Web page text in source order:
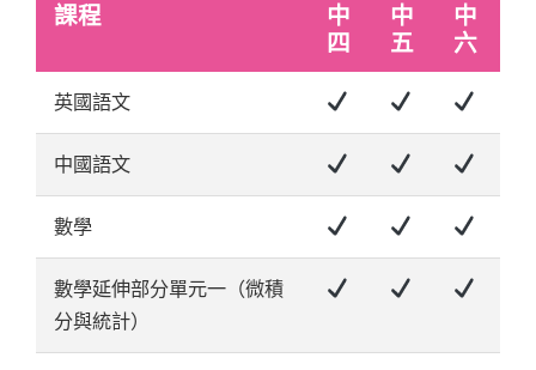
課程
中
四
中
五
中
六
英國語文
中國語文
數學
數學延伸部分單元一（微積
分與統計）